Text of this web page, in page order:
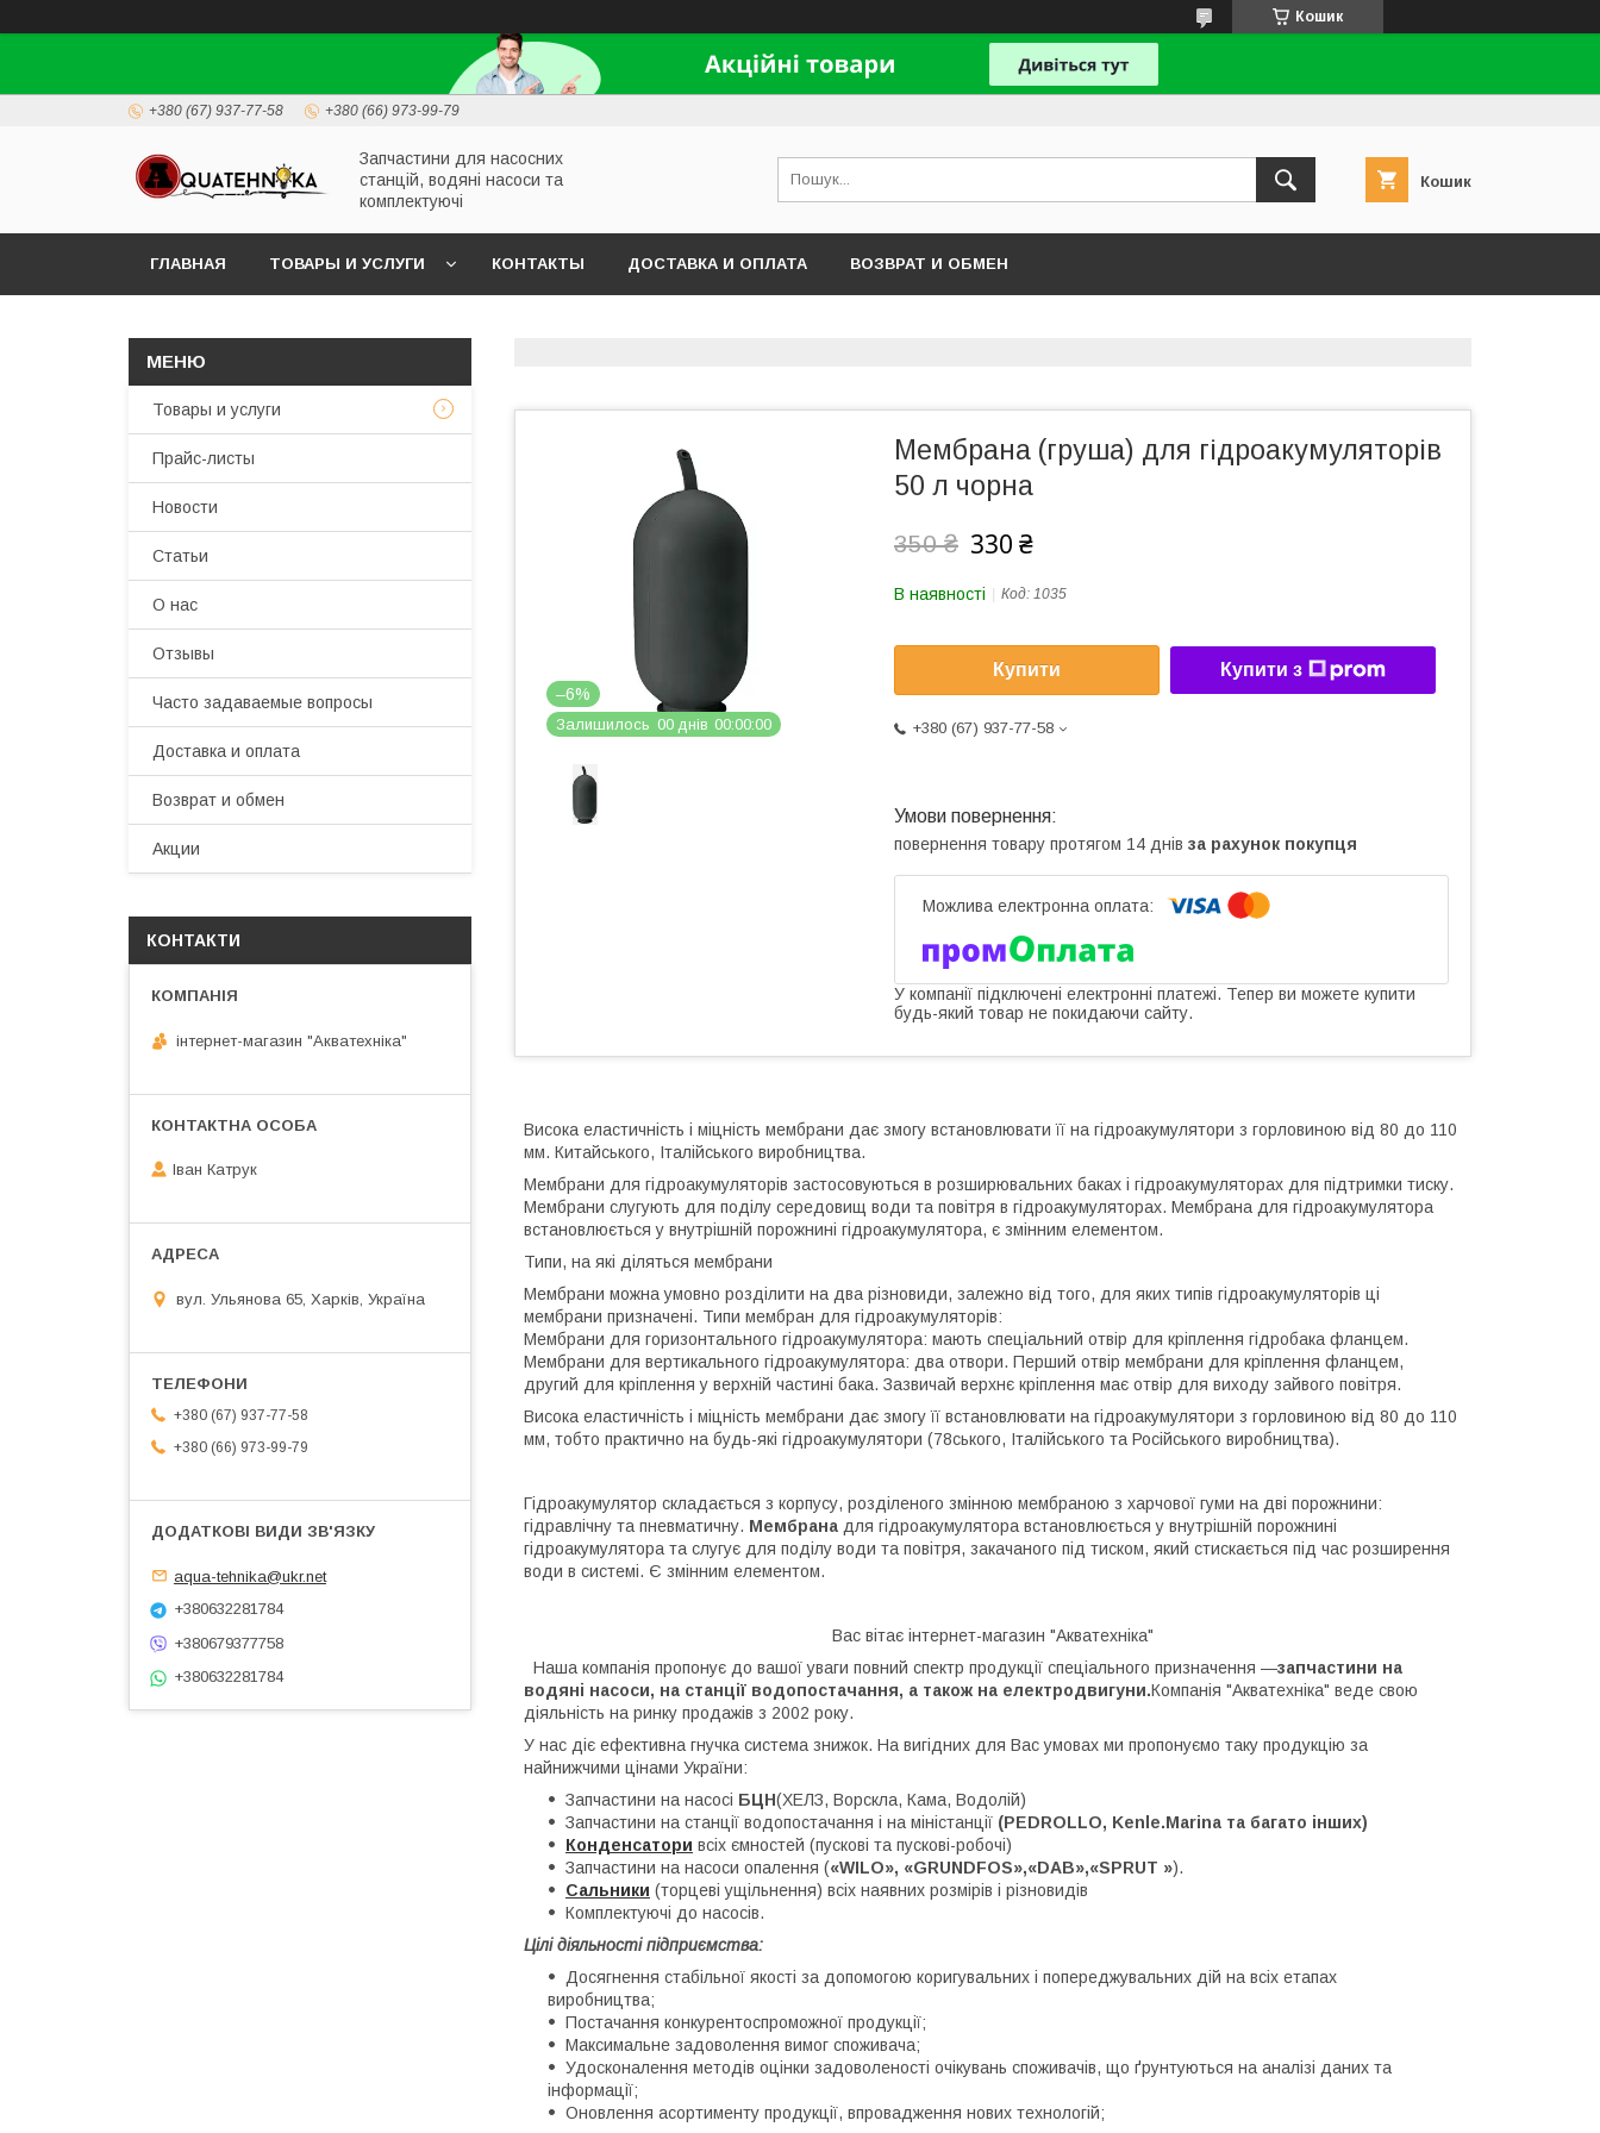
Кошик
+380 (67) 937-77-58 +380 (66) 973-99-79
Запчастини для насосних
станцій, водяні насоси та
комплектуючі
Кошик
ГЛАВНАЯ ТОВАРЫ И УСЛУГИ КОНТАКТЫ ДОСТАВКА И ОПЛАТА ВОЗВРАТ И ОБМЕН
–6%
Залишилось 00 днів 00 00 00
Мембрана (груша) для гідроакумуляторів
50 л чорна
350 ₴ 330 ₴
В наявності Код: 1035
Купити Купити з
+380 (67) 937-77-58
повернення товару протягом 14 днів за рахунок покупця
У компанії підключені електронні платежі. Тепер ви можете купити
будь-який товар не покидаючи сайту.
Висока еластичність і міцність мембрани дає змогу встановлювати її на гідроакумулятори з горловиною від 80 до 110
мм. Китайського, Італійського виробництва.
Мембрани для гідроакумуляторів застосовуються в розширювальних баках і гідроакумуляторах для підтримки тиску.
Мембрани слугують для поділу середовищ води та повітря в гідроакумуляторах. Мембрана для гідроакумулятора
встановлюється у внутрішній порожнині гідроакумулятора, є змінним елементом.
Типи, на які діляться мембрани
Мембрани можна умовно розділити на два різновиди, залежно від того, для яких типів гідроакумуляторів ці
мембрани призначені. Типи мембран для гідроакумуляторів:
Мембрани для горизонтального гідроакумулятора: мають спеціальний отвір для кріплення гідробака фланцем.
Мембрани для вертикального гідроакумулятора: два отвори. Перший отвір мембрани для кріплення фланцем,
другий для кріплення у верхній частині бака. Зазвичай верхнє кріплення має отвір для виходу зайвого повітря.
Висока еластичність і міцність мембрани дає змогу її встановлювати на гідроакумулятори з горловиною від 80 до 110
мм, тобто практично на будь-які гідроакумулятори (78ського, Італійського та Російського виробництва).
Гідроакумулятор складається з корпусу, розділеного змінною мембраною з харчової гуми на дві порожнини:
гідравлічну та пневматичну. Мембрана для гідроакумулятора встановлюється у внутрішній порожнині
гідроакумулятора та слугує для поділу води та повітря, закачаного під тиском, який стискається під час розширення
води в системі. Є змінним елементом.
Вас вітає інтернет-магазин "Акватехніка"
Наша компанія пропонує до вашої уваги повний спектр продукції спеціального призначення —запчастини на
водяні насоси, на станції водопостачання, а також на електродвигуни.Компанія "Акватехніка" веде свою
діяльність на ринку продажів з 2002 року.
У нас діє ефективна гнучка система знижок. На вигідних для Вас умовах ми пропонуємо таку продукцію за
найнижчими цінами України:
Запчастини на насосі БЦН(ХЕЛЗ, Ворскла, Кама, Водолій)
Запчастини на станції водопостачання і на міністанції (PEDROLLO, Kenle.Marina та багато інших)
Конденсатори всіх ємностей (пускові та пускові-робочі)
Запчастини на насоси опалення («WILO», «GRUNDFOS»,«DAB»,«SPRUT »).
Сальники (торцеві ущільнення) всіх наявних розмірів і різновидів
Комплектуючі до насосів.
Цілі діяльності підприємства:
Досягнення стабільної якості за допомогою коригувальних і попереджувальних дій на всіх етапах
виробництва;
Постачання конкурентоспроможної продукції;
Максимальне задоволення вимог споживача;
Удосконалення методів оцінки задоволеності очікувань споживачів, що ґрунтуються на аналізі даних та
інформації;
Оновлення асортименту продукції, впровадження нових технологій;
Товары и услуги
Прайс-листы
Новости
Статьи
О нас
Отзывы
Часто задаваемые вопросы
Доставка и оплата
Возврат и обмен
Акции
КОНТАКТИ
інтернет-магазин "Акватехніка"
Іван Катрук
вул. Ульянова 65, Харків, Україна
+380 (67) 937-77-58
+380 (66) 973-99-79
aqua-tehnika@ukr.net
+380632281784
+380679377758
+380632281784